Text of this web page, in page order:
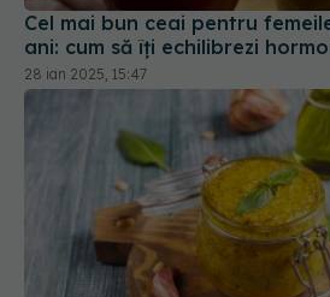
28 ian 2025, 15:47